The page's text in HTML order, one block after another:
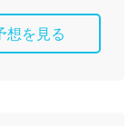
想を見る